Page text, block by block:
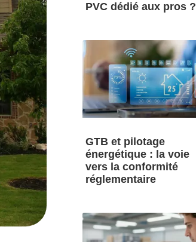
PVC dédié aux pros ?
GTB et pilotage
énergétique : la voie
vers la conformité
réglementaire